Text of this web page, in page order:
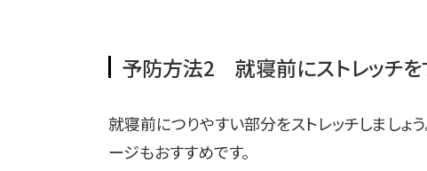
予防方法2 就寝前にストレッチを
就寝前につりやすい部分をストレッチしましょ
ージもおすすめです。